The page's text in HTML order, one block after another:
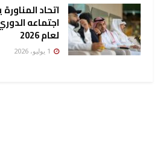
اتحاد
اجتماعه
لعام 2026